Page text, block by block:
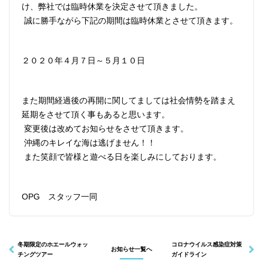
チャーター ホエールウォッチング
け、弊社では臨時休業を決定させて頂きました。
誠に勝手ながら下記の期間は臨時休業とさせて頂きます。
２０２０年４月７日～５月１０日
また期間経過後の再開に関してましては社会情勢を踏まえ
延期をさせて頂く事もあると思います。
変更後は改めてお知らせをさせて頂きます。
沖縄のキレイな海は逃げません！！
また笑顔で皆様と遊べる日を楽しみにしております。
OPG スタッフ一同
コロナウイルス感染症対策
ガイドライン
お知らせ一覧へ
冬期限定のホエールウォッ
チングツアー